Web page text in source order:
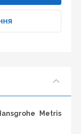
Metris
у конкурента в
інтернет-